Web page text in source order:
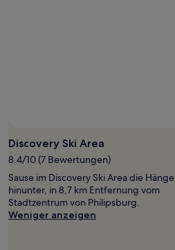
Discovery Ski Area
8.4/10 (7 Bewertungen)
Sause im Discovery Ski Area die Hänge
hinunter, in 8,7 km Entfernung vom
Stadtzentrum von Philipsburg.
Weniger anzeigen